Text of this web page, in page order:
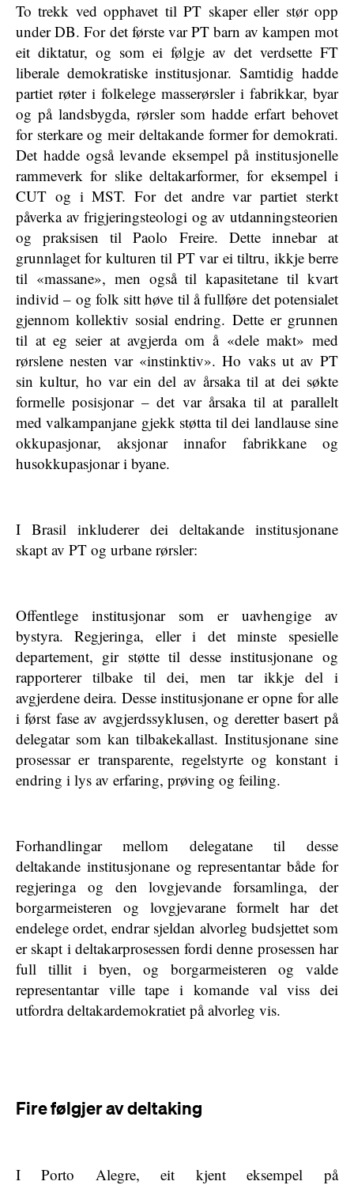
To trekk ved opphavet til PT skaper eller stør opp
under DB. For det første var PT barn av kampen mot
eit diktatur, og som ei følgje av det verdsette FT
liberale demokratiske institusjonar. Samtidig hadde
partiet røter i folkelege masserørsler i fabrikkar, byar
og på landsbygda, rørsler som hadde erfart behovet
for sterkare og meir deltakande former for demokrati.
Det hadde også levande eksempel på institusjonelle
rammeverk for slike deltakarformer, for eksempel i
CUT og i MST. For det andre var partiet sterkt
påverka av frigjeringsteologi og av utdanningsteorien
og praksisen til Paolo Freire. Dette innebar at
grunnlaget for kulturen til PT var ei tiltru, ikkje berre
til «massane», men også til kapasitetane til kvart
individ – og folk sitt høve til å fullføre det potensialet
gjennom kollektiv sosial endring. Dette er grunnen
til at eg seier at avgjerda om å «dele makt» med
rørslene nesten var «instinktiv». Ho vaks ut av PT
sin kultur, ho var ein del av årsaka til at dei søkte
formelle posisjonar – det var årsaka til at parallelt
med valkampanjane gjekk støtta til dei landlause sine
okkupasjonar, aksjonar innafor fabrikkane og
husokkupasjonar i byane.
I Brasil inkluderer dei deltakande institusjonane
skapt av PT og urbane rørsler:
Offentlege institusjonar som er uavhengige av
bystyra. Regjeringa, eller i det minste spesielle
departement, gir støtte til desse institusjonane og
rapporterer tilbake til dei, men tar ikkje del i
avgjerdene deira. Desse institusjonane er opne for alle
i først fase av avgjerdssyklusen, og deretter basert på
delegatar som kan tilbakekallast. Institusjonane sine
prosessar er transparente, regelstyrte og konstant i
endring i lys av erfaring, prøving og feiling.
Forhandlingar mellom delegatane til desse
deltakande institusjonane og representantar både for
regjeringa og den lovgjevande forsamlinga, der
borgarmeisteren og lovgjevarane formelt har det
endelege ordet, endrar sjeldan alvorleg budsjettet som
er skapt i deltakarprosessen fordi denne prosessen har
full tillit i byen, og borgarmeisteren og valde
representantar ville tape i komande val viss dei
utfordra deltakardemokratiet på alvorleg vis.
Fire følgjer av deltaking
I Porto Alegre, eit kjent eksempel på